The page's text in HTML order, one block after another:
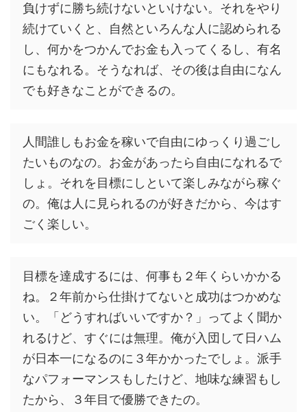
負けずに勝ち続けないといけない。それをやり
続けていくと、自然といろんな人に認められる
し、何かをつかんでお金も入ってくるし、有名
にもなれる。そうなれば、その後は自由になん
でも好きなことができるの。
人間誰しもお金を稼いで自由にゆっくり過ごし
たいものなの。お金があったら自由になれるで
しょ。それを目標にしといて楽しみながら稼ぐ
の。俺は人に見られるのが好きだから、今はす
ごく楽しい。
目標を達成するには、何事も２年くらいかかる
ね。２年前から仕掛けてないと成功はつかめな
い。「どうすればいいですか？」ってよく聞か
れるけど、すぐには無理。俺が入団して日ハム
が日本一になるのに３年かかったでしょ。派手
なパフォーマンスもしたけど、地味な練習もし
たから、３年目で優勝できたの。